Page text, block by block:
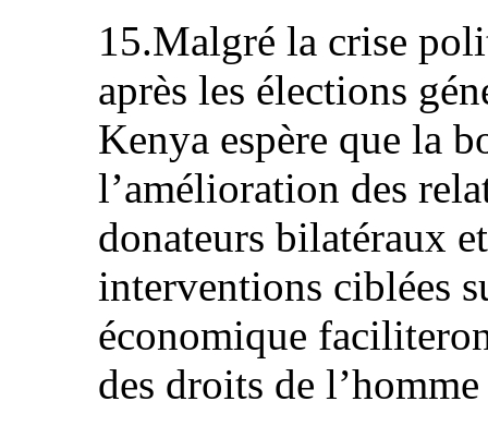
15.Malgré la crise
après les élections
Kenya espère que la
l’amélioration des
donateurs bilatéraux
interventions ciblées
économique
des droits de